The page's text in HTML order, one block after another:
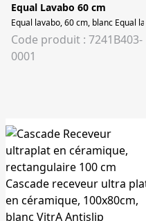
Equal Lavabo 60 cm
Equal lavabo, 60 cm, blanc Equal
Code produit : 7241B403-
0001